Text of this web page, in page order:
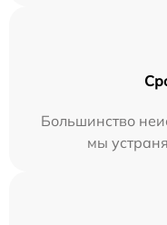
Большинство
мы